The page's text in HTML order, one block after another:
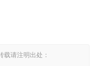
请注明出处：